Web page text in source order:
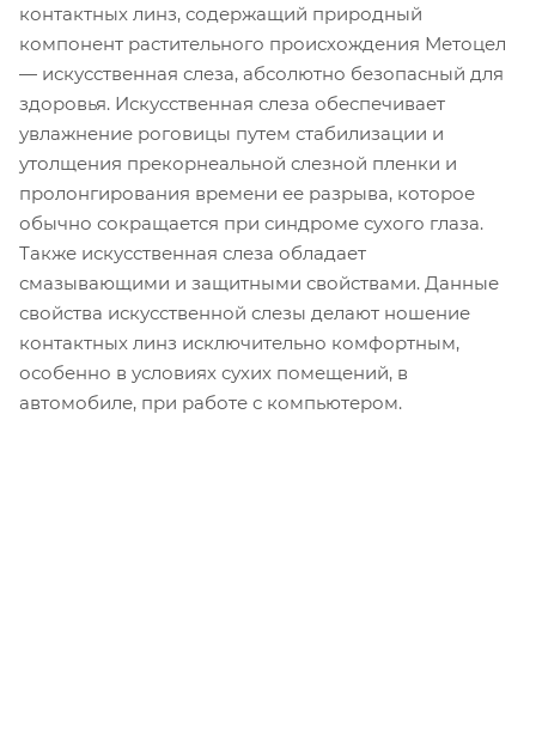
контактных линз, содержащий природный
компонент растительного происхождения Метоцел
— искусственная слеза, абсолютно безопасный для
здоровья. Искусственная слеза обеспечивает
увлажнение роговицы путем стабилизации и
утолщения прекорнеальной слезной пленки и
пролонгирования времени ее разрыва, которое
обычно сокращается при синдроме сухого глаза.
Также искусственная слеза обладает
смазывающими и защитными свойствами. Данные
свойства искусственной слезы делают ношение
контактных линз исключительно комфортным,
особенно в условиях сухих помещений, в
автомобиле, при работе с компьютером.